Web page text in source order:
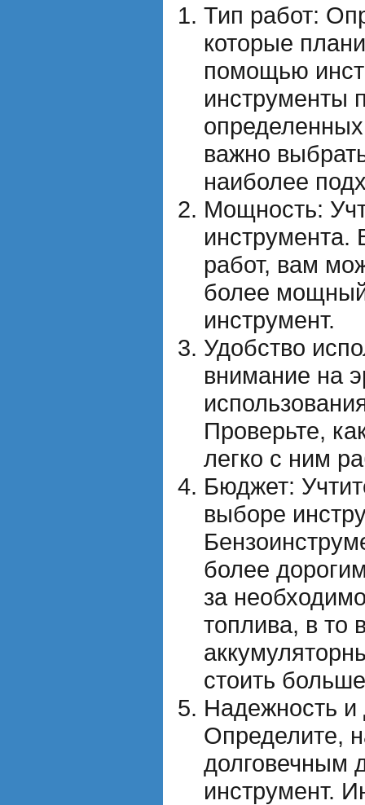
Тип работ:
которые
помощью
инструменты
важно
наиболее
Мощность:
инструмента.
работ, вам
более
инструмент.
Удобство
внимание на
Проверьте,
легко с ним
Бюджет:
выборе
более
за
топлива, в то
стоить
Надежность и
Определите,
долговечным
инструмент.